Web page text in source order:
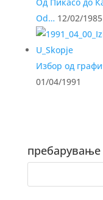
Od… 12/02/1985
Избор од
01/04/1991
пребарување